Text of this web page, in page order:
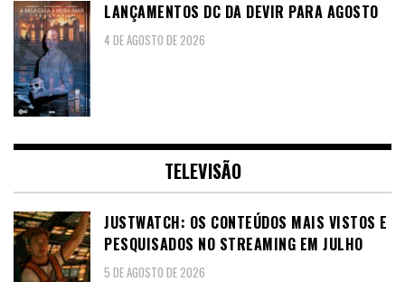
LANÇAMENTOS DC DA DEVIR PARA AGOSTO
4 DE AGOSTO DE 2026
TELEVISÃO
JUSTWATCH: OS CONTEÚDOS MAIS VISTOS E
PESQUISADOS NO STREAMING EM JULHO
5 DE AGOSTO DE 2026